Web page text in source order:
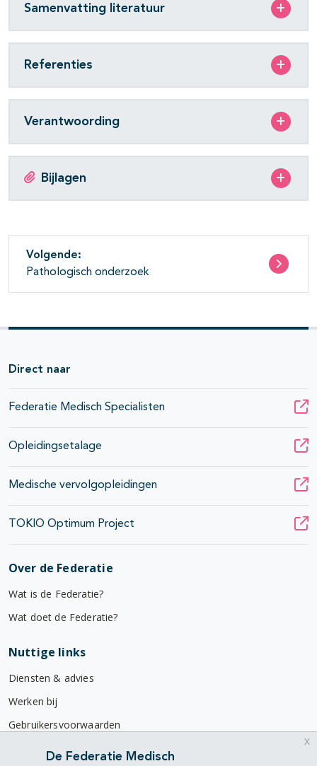
Samenvatting literatuur
Referenties
Verantwoording
Bijlagen
Volgende:
Pathologisch onderzoek
Direct naar
Federatie Medisch Specialisten
Opleidingsetalage
Medische vervolgopleidingen
TOKIO Optimum Project
Over de Federatie
Wat is de Federatie?
Wat doet de Federatie?
Nuttige links
Diensten & advies
Werken bij
Gebruikersvoorwaarden
Privacyverklaring
De Federatie Medisch
x